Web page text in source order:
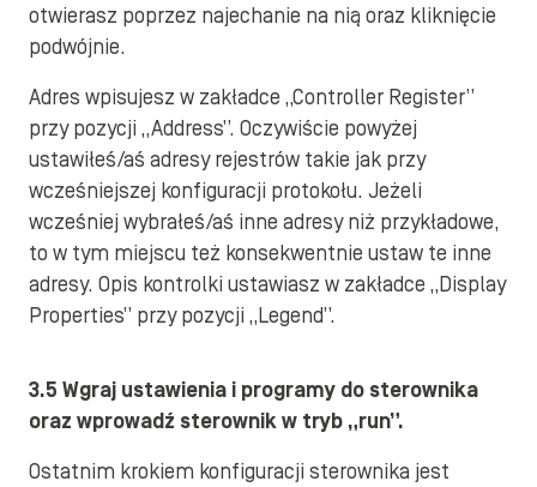
otwierasz poprzez najechanie na nią oraz kliknięcie
podwójnie.
Adres wpisujesz w zakładce „Controller Register”
przy pozycji „Address”. Oczywiście powyżej
ustawiłeś/aś adresy rejestrów takie jak przy
wcześniejszej konfiguracji protokołu. Jeżeli
wcześniej wybrałeś/aś inne adresy niż przykładowe,
to w tym miejscu też konsekwentnie ustaw te inne
adresy. Opis kontrolki ustawiasz w zakładce „Display
Properties” przy pozycji „Legend”.
3.5 Wgraj ustawienia i programy do sterownika
oraz wprowadź sterownik w tryb „run”.
Ostatnim krokiem konfiguracji sterownika jest